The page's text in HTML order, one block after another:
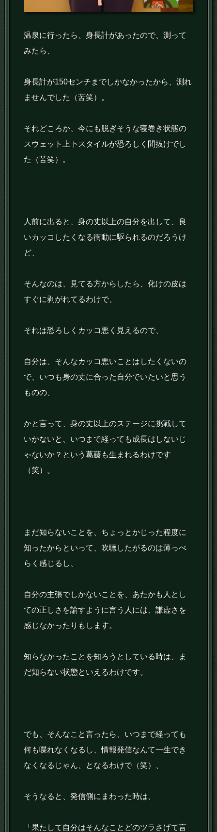
温泉に行ったら、身長計があったので、測って
みたら、
身長計が150センチまでしかなかったから、測れ
ませんでした（苦笑）。
それどころか、今にも脱ぎそうな寝巻き状態の
スウェット上下スタイルが恐ろしく間抜けでし
た（苦笑）。
人前に出ると、身の丈以上の自分を出して、良
いカッコしたくなる衝動に駆られるのだろうけ
ど、
そんなのは、見てる方からしたら、化けの皮は
すぐに剥がれてるわけで、
それは恐ろしくカッコ悪く見えるので、
自分は、そんなカッコ悪いことはしたくないの
で、いつも身の丈に合った自分でいたいと思う
ものの、
かと言って、身の丈以上のステージに挑戦して
いかないと、いつまで経っても成長はしないじ
ゃないか？という葛藤も生まれるわけです
（笑）。
まだ知らないことを、ちょっとかじった程度に
知ったからといって、吹聴したがるのは薄っぺ
らく感じるし、
自分の主張でしかないことを、あたかも人とし
ての正しさを諭すように言う人には、謙虚さを
感じなかったりもします。
知らなかったことを知ろうとしている時は、ま
だ知らない状態といえるわけです。
でも、そんなこと言ったら、いつまで経っても
何も喋れなくなるし、情報発信なんて一生でき
なくなるじゃん、となるわけで（笑）、
そうなると、発信側にまわった時は、
「果たして自分はそんなことどのツラさげて言